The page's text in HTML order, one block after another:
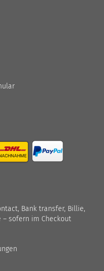
Bank transfer, Billie,
– sofern im Checkout